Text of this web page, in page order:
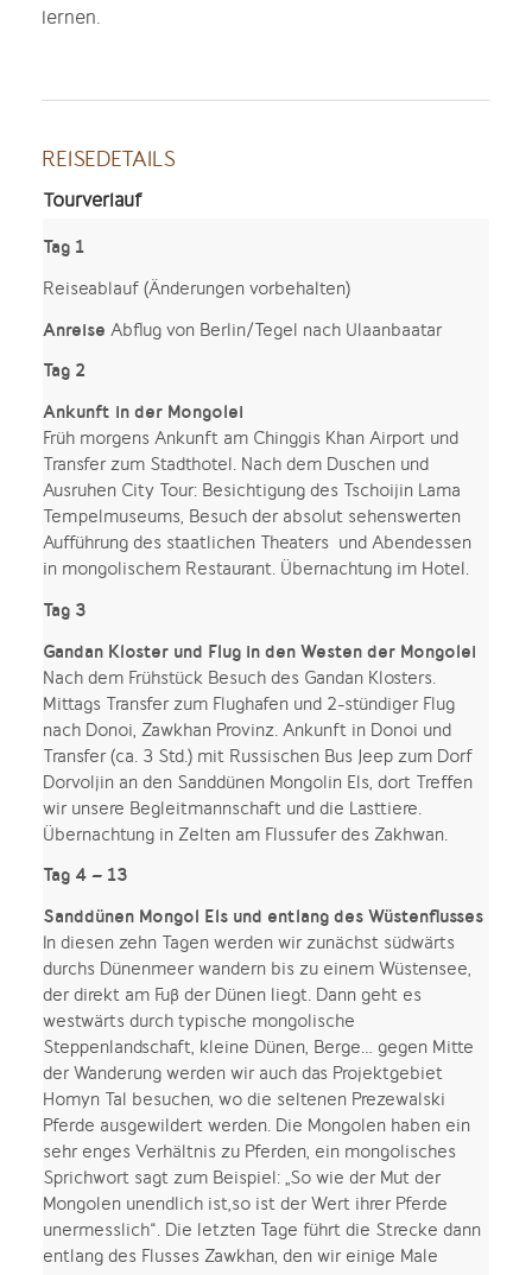
lernen.
REISEDETAILS
Tourverlauf
Tag 1
Reiseablauf (Änderungen vorbehalten)
Anreise Abflug von Berlin/Tegel nach Ulaanbaatar
Tag 2
Ankunft in der Mongolei
Früh morgens Ankunft am Chinggis Khan Airport und
Transfer zum Stadthotel. Nach dem Duschen und
Ausruhen City Tour: Besichtigung des Tschoijin Lama
Tempelmuseums, Besuch der absolut sehenswerten
Aufführung des staatlichen Theaters und Abendessen
in mongolischem Restaurant. Übernachtung im Hotel.
Tag 3
Gandan Kloster und Flug in den Westen der Mongolei
Nach dem Frühstück Besuch des Gandan Klosters.
Mittags Transfer zum Flughafen und 2-stündiger Flug
nach Donoi, Zawkhan Provinz. Ankunft in Donoi und
Transfer (ca. 3 Std.) mit Russischen Bus Jeep zum Dorf
Dorvoljin an den Sanddünen Mongolin Els, dort Treffen
wir unsere Begleitmannschaft und die Lasttiere.
Übernachtung in Zelten am Flussufer des Zakhwan.
Tag 4 – 13
Sanddünen Mongol Els und entlang des Wüstenflusses
In diesen zehn Tagen werden wir zunächst südwärts
durchs Dünenmeer wandern bis zu einem Wüstensee,
der direkt am Fuß der Dünen liegt. Dann geht es
westwärts durch typische mongolische
Steppenlandschaft, kleine Dünen, Berge… gegen Mitte
der Wanderung werden wir auch das Projektgebiet
Homyn Tal besuchen, wo die seltenen Prezewalski
Pferde ausgewildert werden. Die Mongolen haben ein
sehr enges Verhältnis zu Pferden, ein mongolisches
Sprichwort sagt zum Beispiel: „So wie der Mut der
Mongolen unendlich ist,so ist der Wert ihrer Pferde
unermesslich“. Die letzten Tage führt die Strecke dann
entlang des Flusses Zawkhan, den wir einige Male